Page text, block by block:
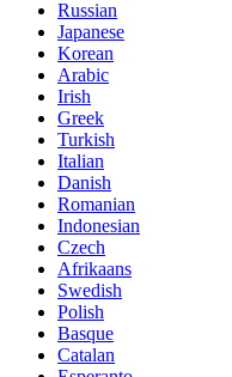
Russian
Japanese
Korean
Arabic
Irish
Greek
Turkish
Italian
Danish
Romanian
Indonesian
Czech
Afrikaans
Swedish
Polish
Basque
Catalan